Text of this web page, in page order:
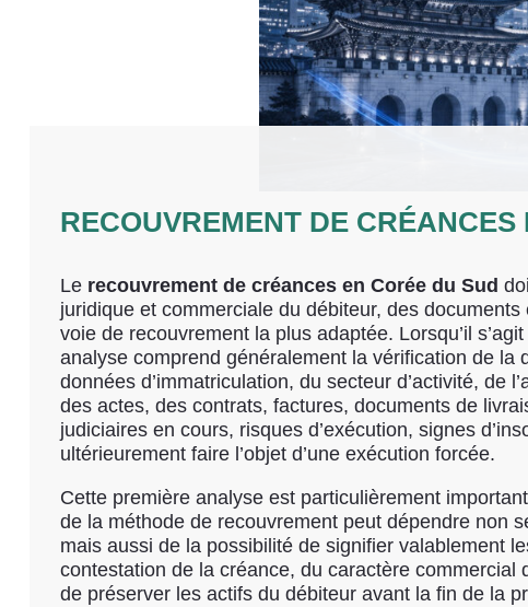
RECOUVREMENT DE CRÉANCES
Le recouvrement de créances en Corée du Sud
juridique et commerciale du débiteur, des
voie de recouvrement la plus adaptée. Lorsqu’il
analyse comprend généralement la vérification de la
données d’immatriculation, du secteur d’activité, de
des actes, des contrats, factures, documents de
judiciaires en cours, risques d’exécution, signes
ultérieurement faire l’objet d’une exécution forcée.
Cette première analyse est particulièrement
de la méthode de recouvrement peut dépendre non
mais aussi de la possibilité de signifier valablement
contestation de la créance, du caractère commercial
de préserver les actifs du débiteur avant la fin de la